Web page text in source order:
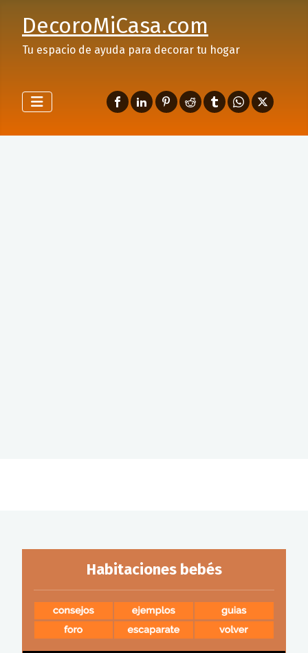
DecoroMiCasa.com
Tu espacio de ayuda para decorar tu hogar
Habitaciones bebés